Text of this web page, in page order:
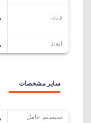
وزن
ابعاد
سایر مشخصات
سیستم عامل